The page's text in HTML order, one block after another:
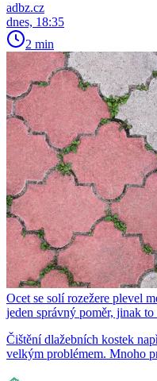
adbz.cz
dnes, 18:35
2 min
Ocet se solí rozežere plevel
jeden správný poměr, jinak
Čištění dlažebních kostek
velkým problémem. Mnoho